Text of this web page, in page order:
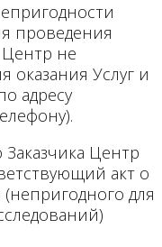
проведения
не
оказания Услуг и
адресу
Центр
акт о
для